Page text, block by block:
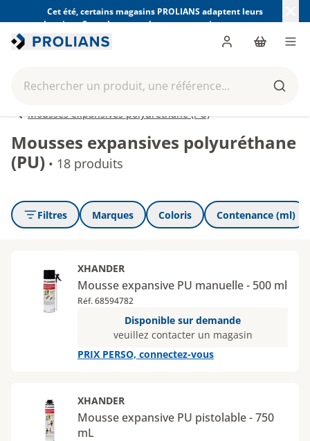
Cet été, certains magasins PROLIANS adaptent leurs
horaires. Consultez ceux de votre magasin avant votre
visite.
Rechercher un produit, une référence...
Panier
Mousses expansives polyuréthane (PU)
Mousses expansives polyuréthane
(PU) • 18 produits
Filtres Marques Coloris Contenance (ml)
XHANDER
Mousse expansive PU manuelle - 500 ml
Réf. 68594782
Disponible sur demande
veuillez contacter un magasin
PRIX PERSO, connectez-vous
XHANDER
Mousse expansive PU pistolable - 750
mL